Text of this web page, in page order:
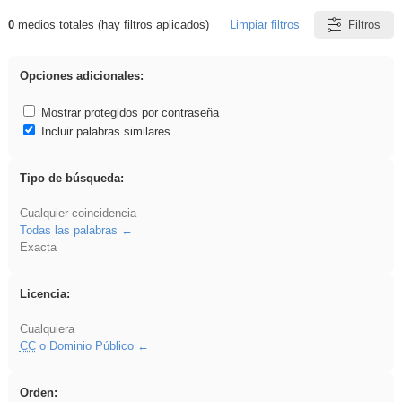
Resultados de: iessanisidro
0medios totales (hay filtros aplicados) Limpiar filtros Filtros
Opciones adicionales:
Mostrar protegidos por contraseña
Incluir palabras similares
Tipo de búsqueda:
Cualquier coincidencia
Todas las palabras
Exacta
Licencia:
Cualquiera
CCo Dominio Público
Orden: